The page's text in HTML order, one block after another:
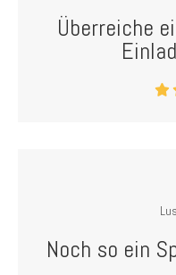
Überreiche
Noch so ein